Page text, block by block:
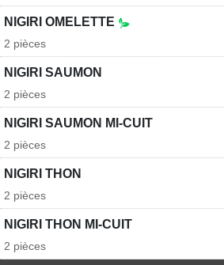
NIGIRI OMELETTE
2 pièces
NIGIRI SAUMON
2 pièces
NIGIRI SAUMON MI-CUIT
2 pièces
NIGIRI THON
2 pièces
NIGIRI THON MI-CUIT
2 pièces